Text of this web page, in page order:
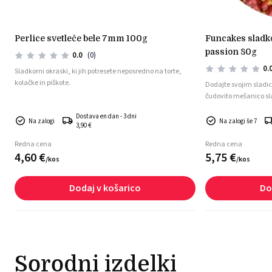
perlice svetleče bele 7mm 100g
0.0 (0)
Sladkorni okraski, ki jih potresete neposredno na torte,
kolačke in piškote.
Na zalogi
Dostava en dan - 3 dni
3,90 €
Redna cena
4,60€/kos
Dodaj v košarico
funcakes sladkorne perlice mix golden
passion 80g
Dodajte svojim
čudovito mešanico sladkornih
kolačkom in
Na zalogi še 7
Redna cena
5,75€/kos
Sorodni izdelki